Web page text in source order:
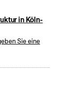
in Köln-
Sie eine